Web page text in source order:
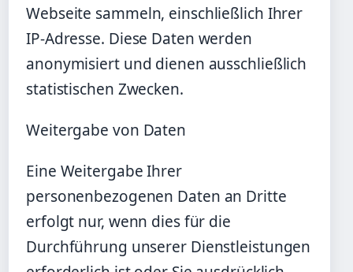
Webseite sammeln, einschließlich Ihrer
IP-Adresse. Diese Daten werden
anonymisiert und dienen ausschließlich
statistischen Zwecken.
Weitergabe von Daten
Eine Weitergabe Ihrer
personenbezogenen Daten an Dritte
erfolgt nur, wenn dies für die
Durchführung unserer Dienstleistungen